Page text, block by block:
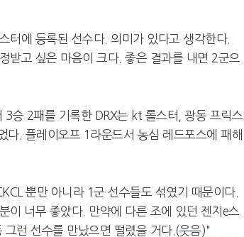
터에 등록된 선수다. 의미가 있다고 생각한다.
받고 싶은 마음이 크다. 좋은 결과를 내면 2군으
승 2패를 기록한 DRX는 kt 롤스터, 광동 프릭스
. 플레이오프 1라운드서 농심 레드포스에 패해
뿐만 아니라 1군 선수들도 섞였기 때문이다.
이 너무 좋았다. 만약에 다른 조에 있던 젠지e스
런 선수를 만났으면 떨렸을 거다.(웃음)"